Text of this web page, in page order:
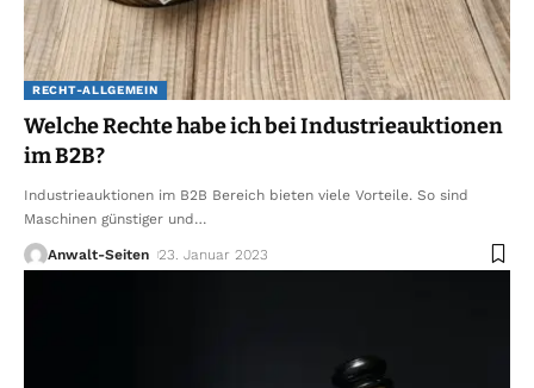
RECHT-ALLGEMEIN
Welche Rechte habe ich bei Industrieauktionen
im B2B?
Industrieauktionen im B2B Bereich bieten viele Vorteile. So sind
Maschinen günstiger und…
Anwalt-Seiten 23. Januar 2023